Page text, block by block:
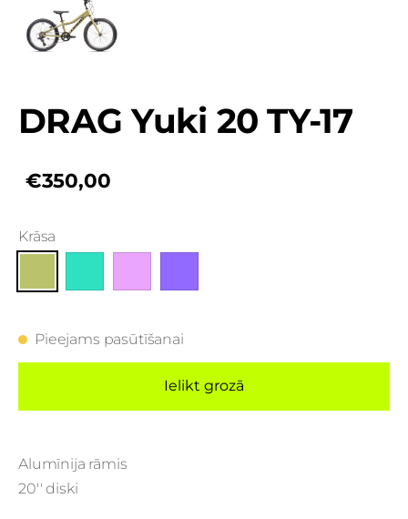
DRAG Yuki 20 TY-17
€350,00
Krāsa
Pieejams pasūtīšanai
Ielikt grozā
Alumīnija rāmis
20'' diski